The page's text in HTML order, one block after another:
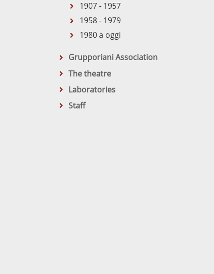
1907 - 1957
1958 - 1979
1980 a oggi
Grupporiani Association
The theatre
Laboratories
Staff